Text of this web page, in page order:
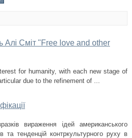
Алі Сміт "Free love and other
for humanity, with each new stage of
due to the refinement of ...
вираження ідей американського
та тенденцій контркультурного руху в